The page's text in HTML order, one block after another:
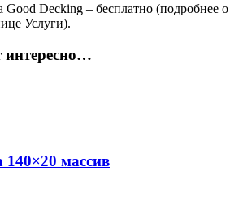
Good Decking – бесплатно (подробнее о
Услуги).
интересно…
140×20 массив